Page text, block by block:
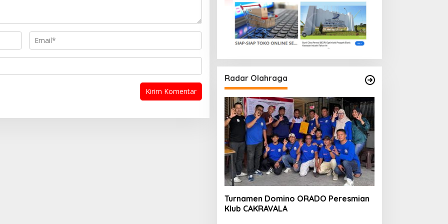
Radar Olahraga
Turnamen Domino ORADO Peresmian
Klub CAKRAVALA